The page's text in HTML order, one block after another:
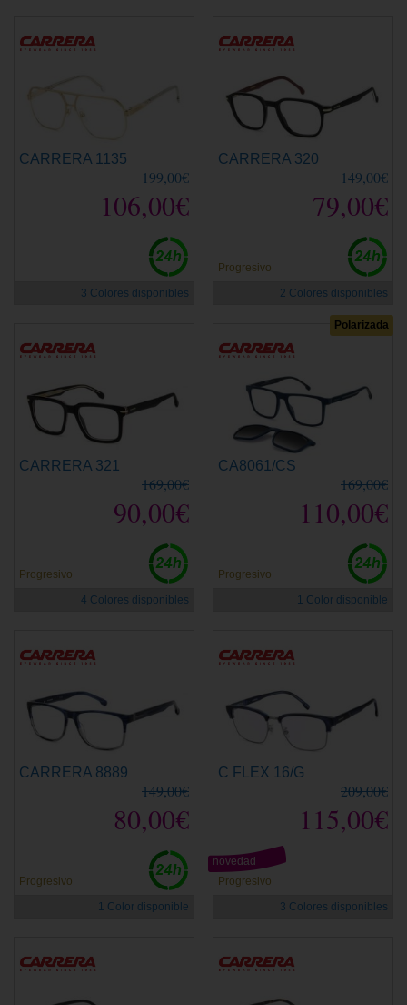
CARRERA 1135
199,00€
106,00€
3 Colores disponibles
CARRERA 320
149,00€
79,00€
Progresivo
2 Colores disponibles
CARRERA 321
169,00€
90,00€
Progresivo
4 Colores disponibles
Polarizada
CA8061/CS
169,00€
110,00€
Progresivo
1 Color disponible
CARRERA 8889
149,00€
80,00€
Progresivo
1 Color disponible
C FLEX 16/G
209,00€
115,00€
Progresivo
novedad
3 Colores disponibles